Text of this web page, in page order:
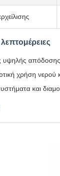
απόδοσης
χρήση νερού
και